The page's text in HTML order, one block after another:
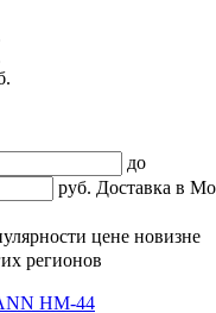
до
руб. Доставка в
цене новизне
регионов